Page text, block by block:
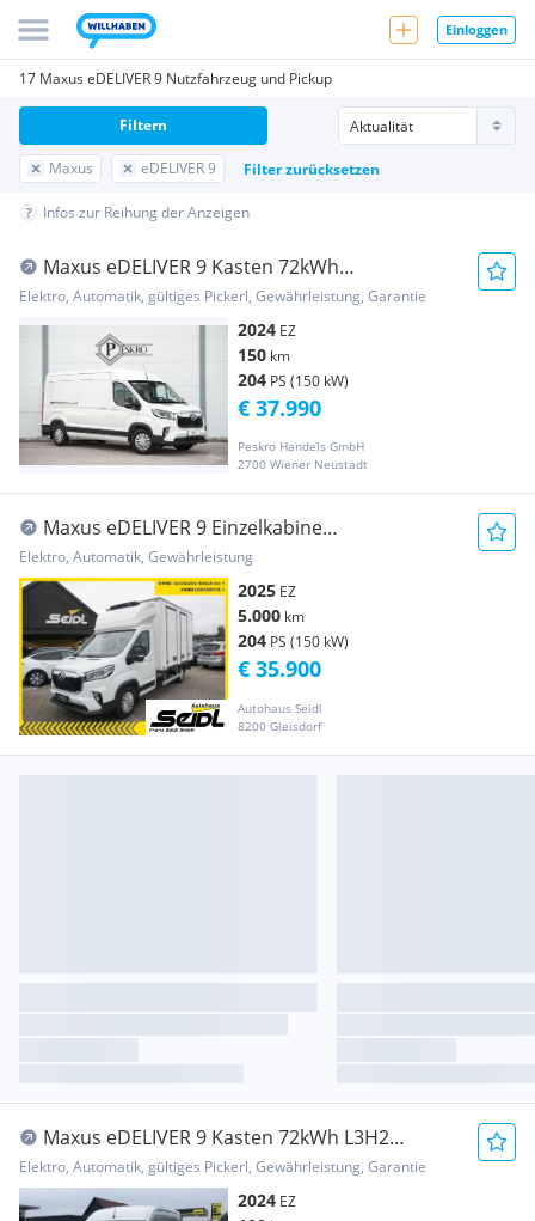
Einloggen
17 Maxus eDELIVER 9 Nutzfahrzeug und Pickup
Maxus eDELIVER 9 Filter zurücksetzen
Filtern
Infos zur Reihung der Anzeigen
Maxus eDELIVER 9 Kasten 72kWh
L2/3H2*PDC*KAMERA*SITZH... Transporter /
Kastenwagen
Elektro, Automatik, gültiges Pickerl, Gewährleistung, Garantie
2024 EZ
150 km
204 PS (150 kW)
Peskro Handels GmbH
2700 Wiener Neustadt
€ 37.990
Maxus eDELIVER 9 Einzelkabine
*2025er+KÜHLKOFFER* Transporter /
Kastenwagen
Elektro, Automatik, Gewährleistung
2025 EZ
5.000 km
204 PS (150 kW)
Autohaus Seidl
8200 Gleisdorf
€ 35.900
Maxus eDELIVER 9 Kasten 72kWh L3H2
Transporter / Kastenwagen
Elektro, Automatik, gültiges Pickerl, Gewährleistung, Garantie
2024 EZ